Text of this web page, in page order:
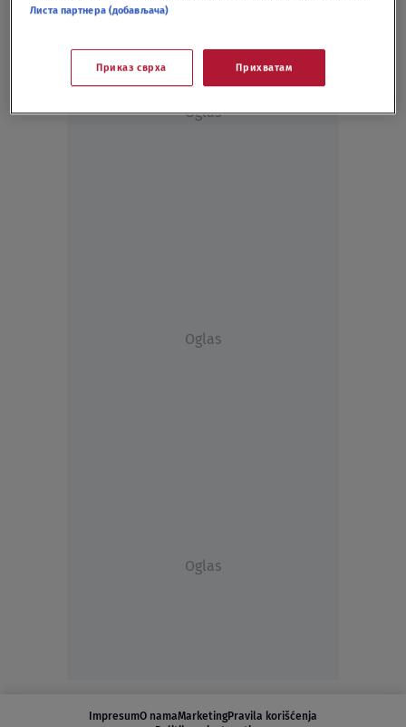
Oglas
Oglas
Oglas
ImpresumO namaMarketingPravila korišćenja
Листа партнера (добављача)
Приказ сврха Прихватам